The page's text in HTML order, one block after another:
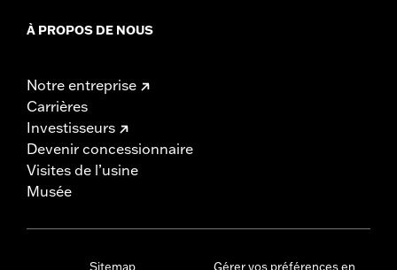
À PROPOS DE NOUS
Notre entreprise
Carrières
Investisseurs
Devenir concessionnaire
Visites de l’usine
Musée
Sitemap Gérer vos préférences en